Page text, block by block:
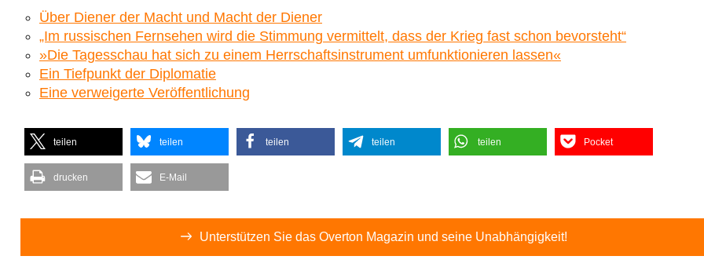
Über Diener der Macht und Macht der Diener
„Im russischen Fernsehen wird die Stimmung vermittelt, dass der Krieg fast schon bevorsteht“
»Die Tagesschau hat sich zu einem Herrschaftsinstrument umfunktionieren lassen«
Ein Tiefpunkt der Diplomatie
Eine verweigerte Veröffentlichung
teilen teilen teilen teilen teilen Pocket
drucken E-Mail
Unterstützen Sie das Overton Magazin und seine Unabhängigkeit!